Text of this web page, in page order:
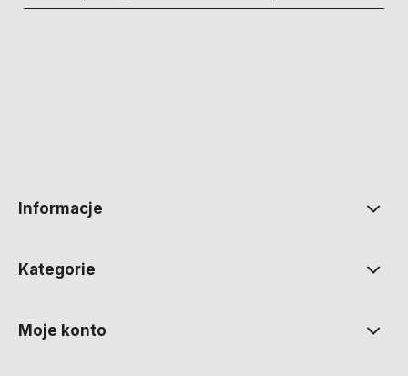
Informacje
Kategorie
Moje konto